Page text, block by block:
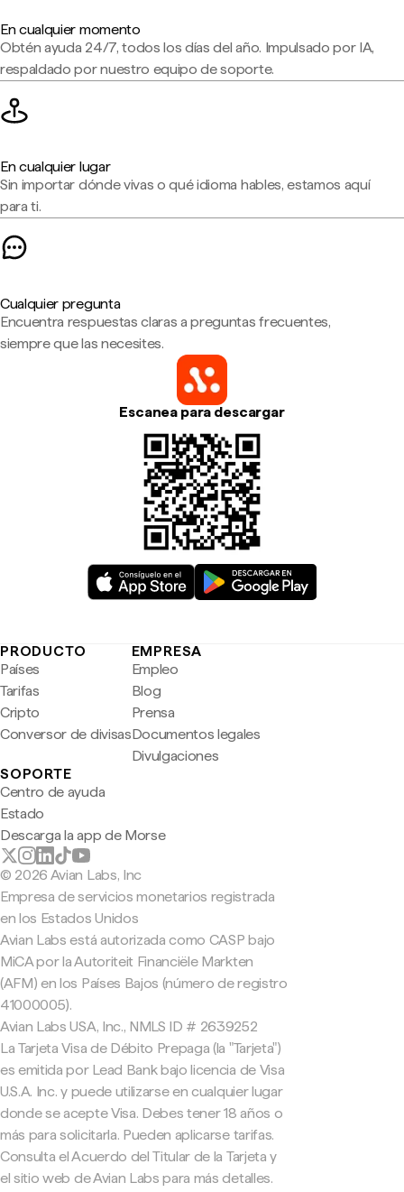
En cualquier momento
Obtén ayuda 24/7, todos los días del año. Impulsado por IA,
respaldado por nuestro equipo de soporte.
En cualquier lugar
Sin importar dónde vivas o qué idioma hables, estamos aquí
para ti.
Cualquier pregunta
Encuentra respuestas claras a preguntas frecuentes,
siempre que las necesites.
Escanea para descargar
PRODUCTO
Países
Tarifas
Cripto
Conversor de divisas
EMPRESA
Empleo
Blog
Prensa
Documentos legales
Divulgaciones
SOPORTE
Centro de ayuda
Estado
Descarga la app de Morse
© 2026 Avian Labs, Inc
Empresa de servicios monetarios registrada
en los Estados Unidos
Avian Labs está autorizada como CASP bajo
MiCA por la Autoriteit Financiële Markten
(AFM) en los Países Bajos (número de registro
41000005).
Avian Labs USA, Inc., NMLS ID # 2639252
La Tarjeta Visa de Débito Prepaga (la "Tarjeta")
es emitida por Lead Bank bajo licencia de Visa
U.S.A. Inc. y puede utilizarse en cualquier lugar
donde se acepte Visa. Debes tener 18 años o
más para solicitarla. Pueden aplicarse tarifas.
Consulta el Acuerdo del Titular de la Tarjeta y
el sitio web de Avian Labs para más detalles.